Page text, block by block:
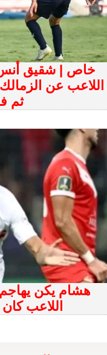
خاص | شقيق
اللاعب عن
ثم
هشام يكن يهاجم
اللاعب